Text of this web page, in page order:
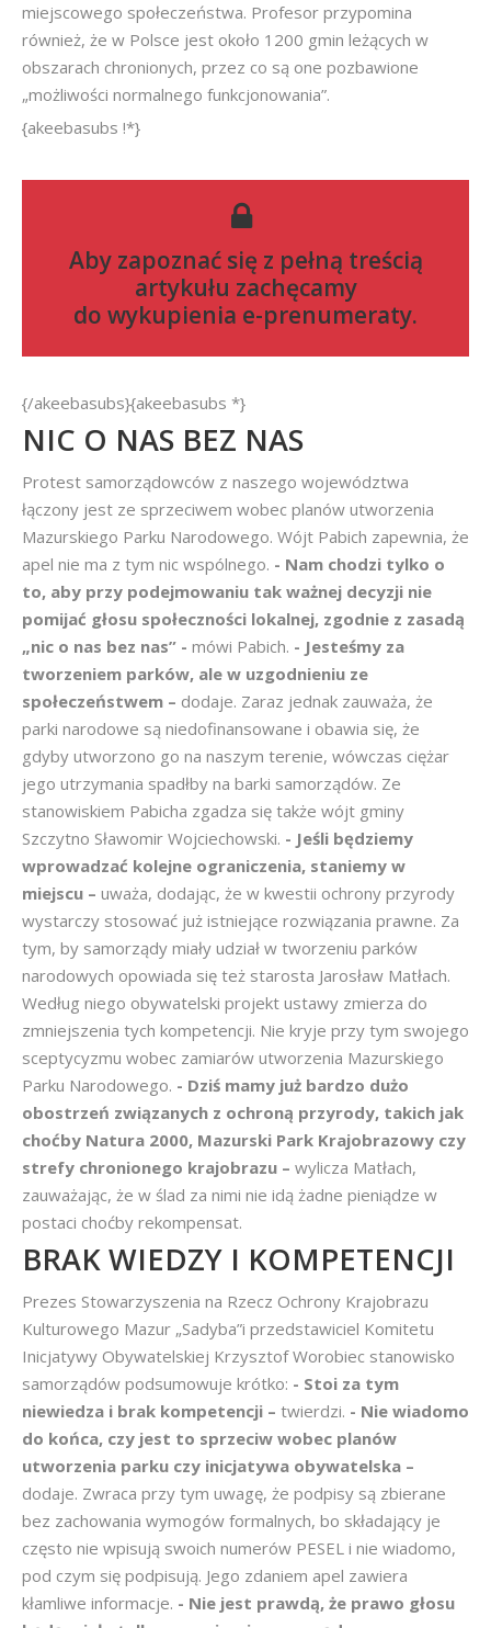
miejscowego społeczeństwa. Profesor przypomina
również, że w Polsce jest około 1200 gmin leżących w
obszarach chronionych, przez co są one pozbawione
„możliwości normalnego funkcjonowania”.
{akeebasubs !*}
Aby zapoznać się z pełną treścią
artykułu zachęcamy
do wykupienia e-prenumeraty.
{/akeebasubs}{akeebasubs *}
NIC O NAS BEZ NAS
Protest samorządowców z naszego województwa
łączony jest ze sprzeciwem wobec planów utworzenia
Mazurskiego Parku Narodowego. Wójt Pabich zapewnia, że
apel nie ma z tym nic wspólnego. - Nam chodzi tylko o
to, aby przy podejmowaniu tak ważnej decyzji nie
pomijać głosu społeczności lokalnej, zgodnie z zasadą
„nic o nas bez nas” - mówi Pabich. - Jesteśmy za
tworzeniem parków, ale w uzgodnieniu ze
społeczeństwem – dodaje. Zaraz jednak zauważa, że
parki narodowe są niedofinansowane i obawia się, że
gdyby utworzono go na naszym terenie, wówczas ciężar
jego utrzymania spadłby na barki samorządów. Ze
stanowiskiem Pabicha zgadza się także wójt gminy
Szczytno Sławomir Wojciechowski. - Jeśli będziemy
wprowadzać kolejne ograniczenia, staniemy w
miejscu – uważa, dodając, że w kwestii ochrony przyrody
wystarczy stosować już istniejące rozwiązania prawne. Za
tym, by samorządy miały udział w tworzeniu parków
narodowych opowiada się też starosta Jarosław Matłach.
Według niego obywatelski projekt ustawy zmierza do
zmniejszenia tych kompetencji. Nie kryje przy tym swojego
sceptycyzmu wobec zamiarów utworzenia Mazurskiego
Parku Narodowego. - Dziś mamy już bardzo dużo
obostrzeń związanych z ochroną przyrody, takich jak
choćby Natura 2000, Mazurski Park Krajobrazowy czy
strefy chronionego krajobrazu – wylicza Matłach,
zauważając, że w ślad za nimi nie idą żadne pieniądze w
postaci choćby rekompensat.
BRAK WIEDZY I KOMPETENCJI
Prezes Stowarzyszenia na Rzecz Ochrony Krajobrazu
Kulturowego Mazur „Sadyba”i przedstawiciel Komitetu
Inicjatywy Obywatelskiej Krzysztof Worobiec stanowisko
samorządów podsumowuje krótko: - Stoi za tym
niewiedza i brak kompetencji – twierdzi. - Nie wiadomo
do końca, czy jest to sprzeciw wobec planów
utworzenia parku czy inicjatywa obywatelska –
dodaje. Zwraca przy tym uwagę, że podpisy są zbierane
bez zachowania wymogów formalnych, bo składający je
często nie wpisują swoich numerów PESEL i nie wiadomo,
pod czym się podpisują. Jego zdaniem apel zawiera
kłamliwe informacje. - Nie jest prawdą, że prawo głosu